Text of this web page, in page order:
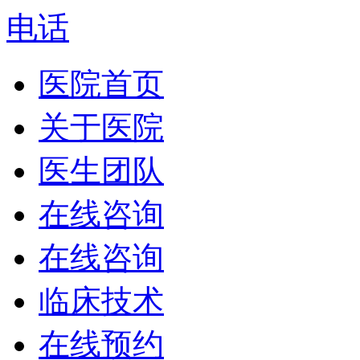
电话
医院首页
关于医院
医生团队
在线咨询
在线咨询
临床技术
在线预约